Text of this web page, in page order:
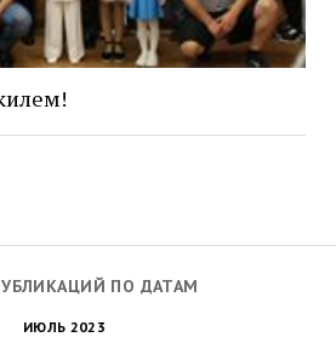
ПО ДАТАМ
ИЮЛЬ 2023